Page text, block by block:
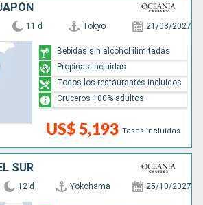
11 d Tokyo 21/03/2027
US$ 5,193 Tasas incluidas
Bebidas sin alcohol ilimitadas
Propinas incluidas
Todos los restaurantes incluidos
Cruceros 100% adultos
SUR
12 d Yokohama 25/10/2027